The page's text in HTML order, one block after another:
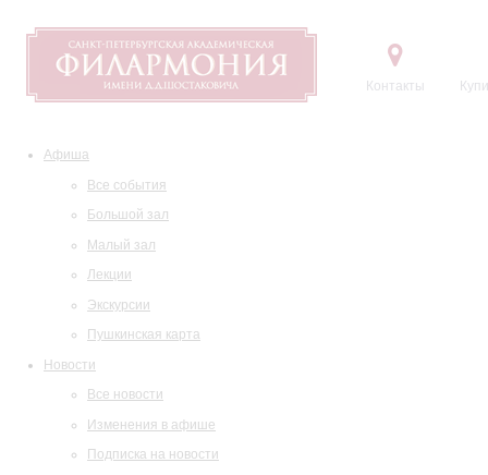
Контакты
Афиша
Все события
Большой зал
Малый зал
Лекции
Экскурсии
Пушкинская карта
Новости
Все новости
Изменения в афише
Подписка на новости